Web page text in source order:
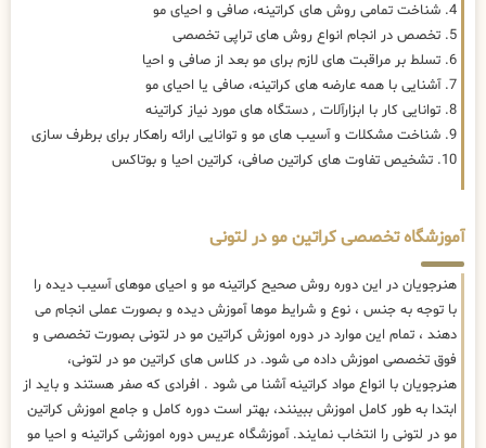
4. شناخت تمامی روش های کراتینه، صافی و احیای مو
5. تخصص در انجام انواع روش های تراپی تخصصی
6. تسلط بر مراقبت های لازم برای مو بعد از صافی و احیا
7. آشنایی با همه عارضه های کراتینه، صافی یا احیای مو
8. توانایی کار با ابزارآلات , دستگاه های مورد نیاز کراتینه
9. شناخت مشکلات و آسیب های مو و توانایی ارائه راهکار برای برطرف سازی
10. تشخیص تفاوت های کراتین صافی، کراتین احیا و بوتاکس
آموزشگاه تخصصی کراتین مو در لتونی
هنرجویان در این دوره روش صحیح کراتینه مو و احیای موهای آسیب دیده را
با توجه به جنس ، نوع و شرایط موها آموزش دیده و بصورت عملی انجام می
دهند ، تمام این موارد در دوره اموزش کراتین مو در لتونی بصورت تخصصی و
فوق تخصصی اموزش داده می شود. در کلاس های کراتین مو در لتونی،
هنرجویان با انواع مواد کراتینه آشنا می شود . افرادی که صفر هستند و باید از
ابتدا به طور کامل اموزش ببینند، بهتر است دوره کامل و جامع اموزش کراتین
مو در لتونی را انتخاب نمایند. آموزشگاه عریس دوره اموزشی کراتینه و احیا مو